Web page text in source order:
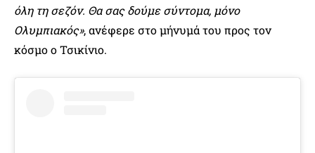
όλη τη σεζόν. Θα σας δούμε σύντομα, μόνο
Ολυμπιακός», ανέφερε στο μήνυμά του προς τον
κόσμο ο Τσικίνιο.